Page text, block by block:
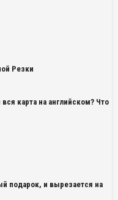
Резки
карта на английском? Что
подарок, и вырезается на